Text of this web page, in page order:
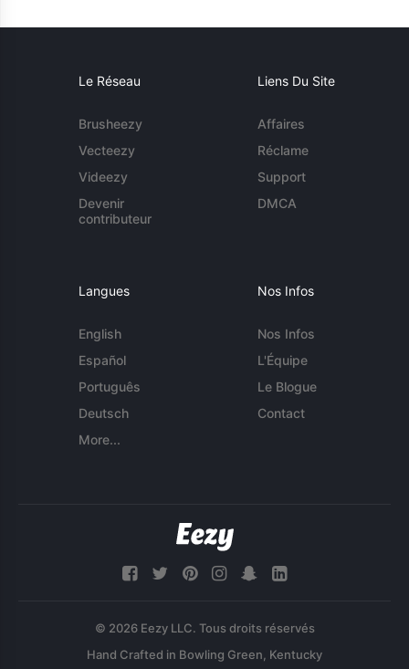
Le Réseau
Brusheezy
Vecteezy
Videezy
Devenir
contributeur
Liens Du Site
Affaires
Réclame
Support
DMCA
Langues
English
Español
Português
Deutsch
More...
Nos Infos
Nos Infos
L'Équipe
Le Blogue
Contact
© 2026 Eezy LLC. Tous droits réservés